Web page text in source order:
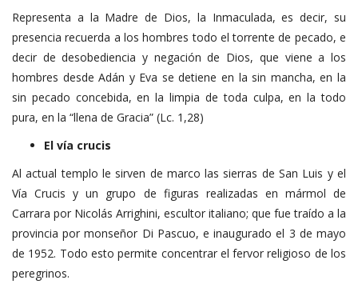
Representa a la Madre de Dios, la Inmaculada, es decir, su
presencia recuerda a los hombres todo el torrente de pecado, e
decir de desobediencia y negación de Dios, que viene a los
hombres desde Adán y Eva se detiene en la sin mancha, en la
sin pecado concebida, en la limpia de toda culpa, en la todo
pura, en la “llena de Gracia” (Lc. 1,28)
El vía crucis
Al actual templo le sirven de marco las sierras de San Luis y el
Vía Crucis y un grupo de figuras realizadas en mármol de
Carrara por Nicolás Arrighini, escultor italiano; que fue traído a la
provincia por monseñor Di Pascuo, e inaugurado el 3 de mayo
de 1952. Todo esto permite concentrar el fervor religioso de los
peregrinos.